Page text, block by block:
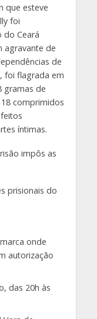
que esteve
foi
do Ceará
agravante de
de
foi flagrada em
gramas de
comprimidos
íntimas.
impôs as
prisionais do
onde
autorização
das 20h às